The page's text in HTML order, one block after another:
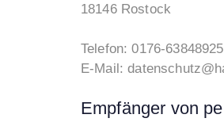
18146 Rostock
Telefon: 0176-63848925
E-Mail:
Empfänger von